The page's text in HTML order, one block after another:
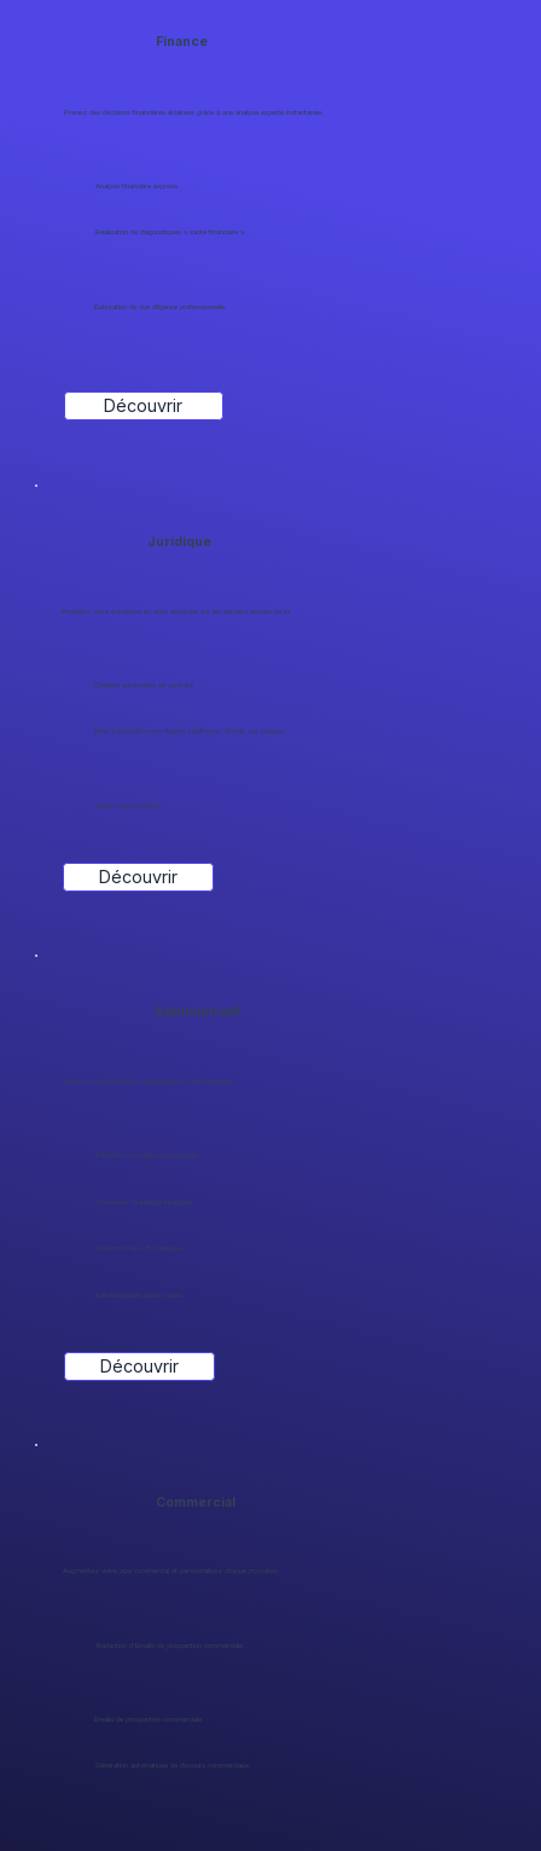
Commercial
Augmentez votre pipe commercial et personnalisez chaque prposition.
Génération automatique de discours commerciaux.
Rédaction d’Emails de prospection commerciale.
Emails de prospection commerciale.
Administratif
Libérez-vous des tâches administratives chronophages.
Correcteur multilingue intelligent.
Traduction de + 150 langues.
Retranscription audio / vidéo.
Rédaction d'emails professionnels
Découvrir
Juridique
Protégez votre entreprise en vous appuyant sur les derniers articles de loi
Veilles règlementaires.
Mise à disposition des Agents Légifrance, Sénat, sur mesure.
Création automatisé de contrats
Découvrir
Découvrir
Élaboration de due diligence professionnelle.
Réalisation de diagnostiques « santé financière ».
Analyse financière express.
Prenez des décisions financières éclairées grâce à une analyse experte instantanée.
Finance